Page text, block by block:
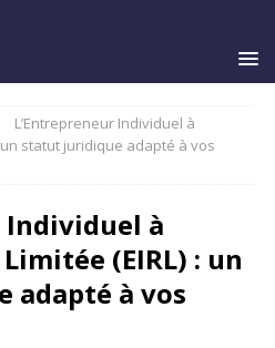
L’Entrepreneur Individuel à
un statut juridique adapté à vos
Individuel à
(EIRL) : un
à vos